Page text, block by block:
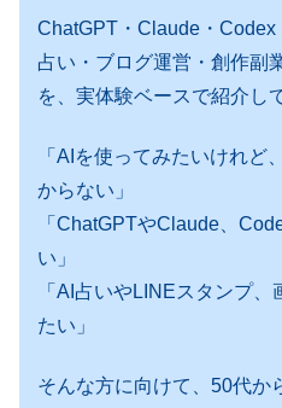
ChatGPT・Claude・Codex
占い・ブログ運営・創作副
を、実体験ベースで紹介し
「AIを使ってみたいけれど
からない」
「ChatGPTやClaude、
い」
「AI占いやLINEスタンプ
たい」
そんな方に向けて、50代か